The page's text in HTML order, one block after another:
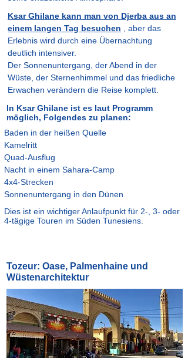
Ksar Ghilane kann man von Djerba aus an
einem langen Tag besuchen , aber das
Erlebnis wird durch eine Übernachtung
deutlich intensiver.
Der Sonnenuntergang, der Abend in der
Wüste, der Sternenhimmel und das friedliche
Erwachen verändern die Reise komplett.
In Ksar Ghilane ist es laut Programm
möglich, Folgendes zu planen:
Baden in der heißen Quelle
Kamelritt
Quad-Ausflug
Nacht in einem Sahara-Camp
4x4-Strecken
Sonnenuntergang in den Dünen
Dies ist ein wichtiger Anlaufpunkt für 2-, 3- oder
4-tägige Touren im Süden Tunesiens.
Tozeur: Oase, Palmenhaine und
Wüstenarchitektur